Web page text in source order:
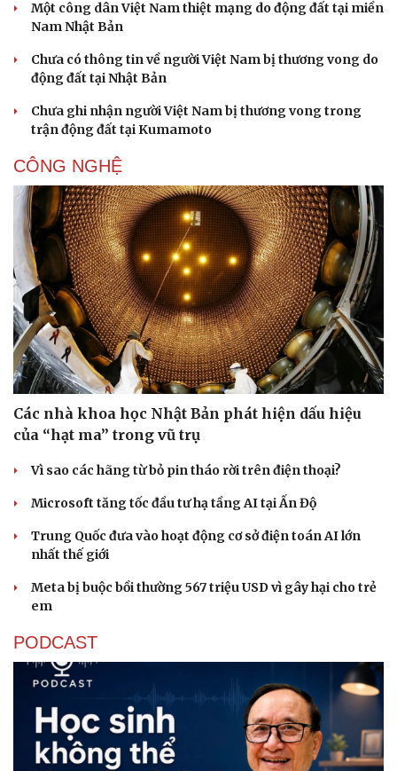
Sức khỏe
Dinh dưỡng - món ngon
Cây thuốc
Sản phụ khoa
Nhi khoa
Nam khoa
Làm đẹp - giảm cân
Ăn sạch sống khỏe
Đời sống
Nhà đẹp
Blog
Tình yêu - Gia đình
Một công dân Việt Nam thiệt mạng do động đất tại miền
Nam Nhật Bản
Chưa có thông tin về người Việt Nam bị thương vong do
động đất tại Nhật Bản
Chưa ghi nhận người Việt Nam bị thương vong trong
trận động đất tại Kumamoto
CÔNG NGHỆ
Các nhà khoa học Nhật Bản phát hiện dấu hiệu
của “hạt ma” trong vũ trụ
Vì sao các hãng từ bỏ pin tháo rời trên điện thoại?
Microsoft tăng tốc đầu tư hạ tầng AI tại Ấn Độ
Trung Quốc đưa vào hoạt động cơ sở điện toán AI lớn
nhất thế giới
Meta bị buộc bồi thường 567 triệu USD vì gây hại cho trẻ
em
PODCAST